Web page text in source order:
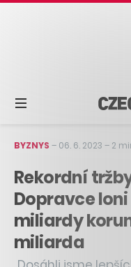
BYZNYS – 06. 6. 2023 – 2
Rekordní
Dopravce
miliardy
miliarda